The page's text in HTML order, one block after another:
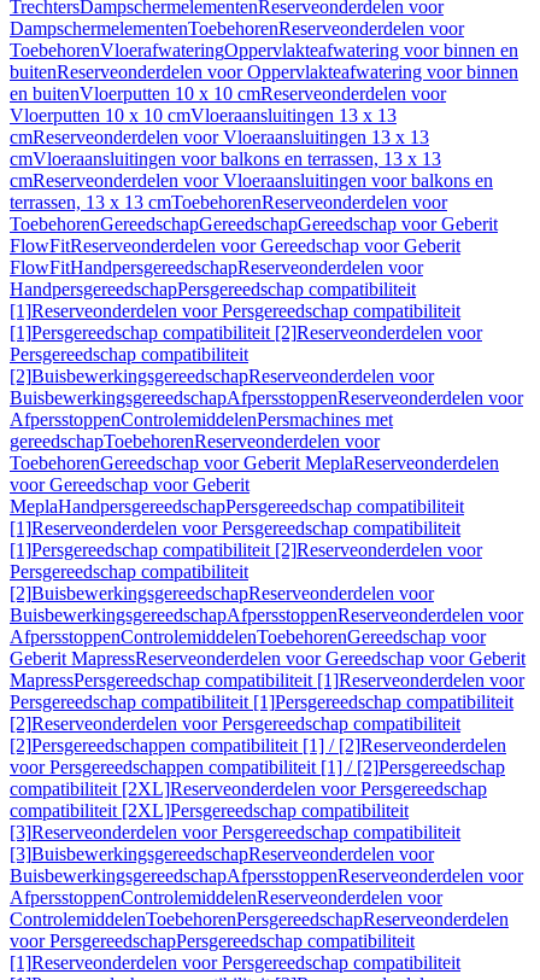
TrechtersDampschermelementenReserveonderdelen voor
DampschermelementenToebehorenReserveonderdelen voor
ToebehorenVloerafwateringOppervlakteafwatering voor binnen en
buitenReserveonderdelen voor Oppervlakteafwatering voor binnen
en buitenVloerputten 10 x 10 cmReserveonderdelen voor
Vloerputten 10 x 10 cmVloeraansluitingen 13 x 13
cmReserveonderdelen voor Vloeraansluitingen 13 x 13
cmVloeraansluitingen voor balkons en terrassen, 13 x 13
cmReserveonderdelen voor Vloeraansluitingen voor balkons en
terrassen, 13 x 13 cmToebehorenReserveonderdelen voor
ToebehorenGereedschapGereedschapGereedschap voor Geberit
FlowFitReserveonderdelen voor Gereedschap voor Geberit
FlowFitHandpersgereedschapReserveonderdelen voor
HandpersgereedschapPersgereedschap compatibiliteit
[1]Reserveonderdelen voor Persgereedschap compatibiliteit
[1]Persgereedschap compatibiliteit [2]Reserveonderdelen voor
Persgereedschap compatibiliteit
[2]BuisbewerkingsgereedschapReserveonderdelen voor
BuisbewerkingsgereedschapAfpersstoppenReserveonderdelen voor
AfpersstoppenControlemiddelenPersmachines met
gereedschapToebehorenReserveonderdelen voor
ToebehorenGereedschap voor Geberit MeplaReserveonderdelen
voor Gereedschap voor Geberit
MeplaHandpersgereedschapPersgereedschap compatibiliteit
[1]Reserveonderdelen voor Persgereedschap compatibiliteit
[1]Persgereedschap compatibiliteit [2]Reserveonderdelen voor
Persgereedschap compatibiliteit
[2]BuisbewerkingsgereedschapReserveonderdelen voor
BuisbewerkingsgereedschapAfpersstoppenReserveonderdelen voor
AfpersstoppenControlemiddelenToebehorenGereedschap voor
Geberit MapressReserveonderdelen voor Gereedschap voor Geberit
MapressPersgereedschap compatibiliteit [1]Reserveonderdelen voor
Persgereedschap compatibiliteit [1]Persgereedschap compatibiliteit
[2]Reserveonderdelen voor Persgereedschap compatibiliteit
[2]Persgereedschappen compatibiliteit [1] / [2]Reserveonderdelen
voor Persgereedschappen compatibiliteit [1] / [2]Persgereedschap
compatibiliteit [2XL]Reserveonderdelen voor Persgereedschap
compatibiliteit [2XL]Persgereedschap compatibiliteit
[3]Reserveonderdelen voor Persgereedschap compatibiliteit
[3]BuisbewerkingsgereedschapReserveonderdelen voor
BuisbewerkingsgereedschapAfpersstoppenReserveonderdelen voor
AfpersstoppenControlemiddelenReserveonderdelen voor
ControlemiddelenToebehorenPersgereedschapReserveonderdelen
voor PersgereedschapPersgereedschap compatibiliteit
[1]Reserveonderdelen voor Persgereedschap compatibiliteit